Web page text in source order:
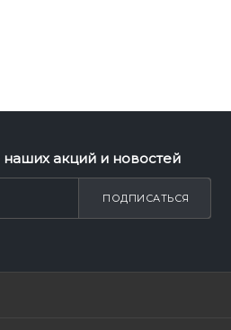
наших акций и новостей
ПОДПИСАТЬСЯ